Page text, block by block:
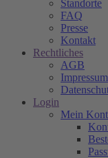
Standorte
FAQ
Presse
Kontakt
Rechtliches
AGB
Impressum
Login
Mein